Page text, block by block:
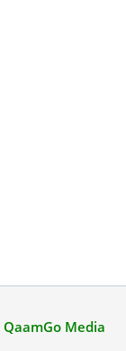
QaamGo Media